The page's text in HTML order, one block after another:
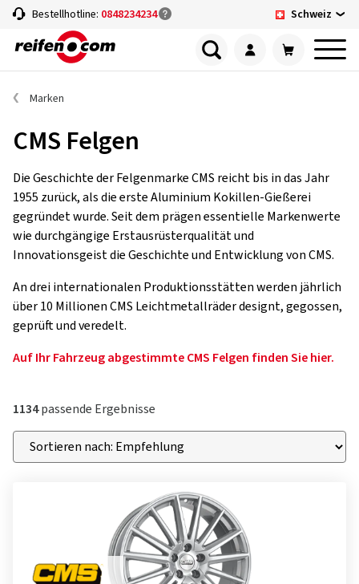
Bestellhotline: 0848234234 Schweiz
Marken
CMS Felgen
Die Geschichte der Felgenmarke CMS reicht bis in das Jahr
1955 zurück, als die erste Aluminium Kokillen-Gießerei
gegründet wurde. Seit dem prägen essentielle Markenwerte
wie durchgängige Erstausrüsterqualität und
Innovationsgeist die Geschichte und Entwicklung von CMS.
An drei internationalen Produktionsstätten werden jährlich
über 10 Millionen CMS Leichtmetallräder designt, gegossen,
geprüft und veredelt.
Auf Ihr Fahrzeug abgestimmte CMS Felgen finden Sie hier.
1134passende Ergebnisse